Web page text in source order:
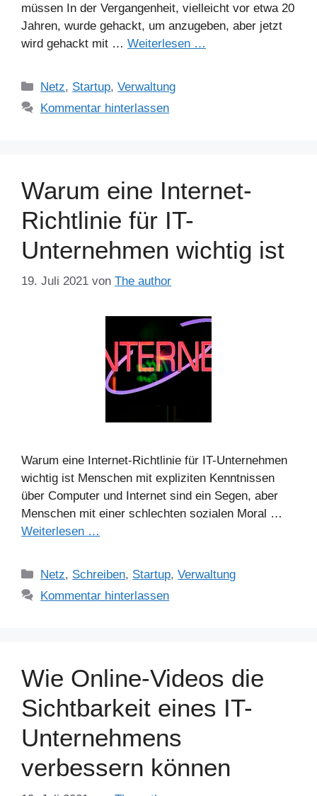
müssen In der Vergangenheit, vielleicht vor etwa 20
Jahren, wurde gehackt, um anzugeben, aber jetzt
wird gehackt mit … Weiterlesen …
Kategorien
Netz, Startup,Verwaltung
Kommentar hinterlassen
Warum eine Internet-
Richtlinie für IT-
Unternehmen wichtig ist
19. Juli 2021 von The author
Warum eine Internet-Richtlinie für IT-Unternehmen
wichtig ist Menschen mit expliziten Kenntnissen
über Computer und Internet sind ein Segen, aber
Menschen mit einer schlechten sozialen Moral …
Weiterlesen …
Kategorien
Netz, Schreiben, Startup,Verwaltung
Kommentar hinterlassen
Wie Online-Videos die
Sichtbarkeit eines IT-
Unternehmens
verbessern können